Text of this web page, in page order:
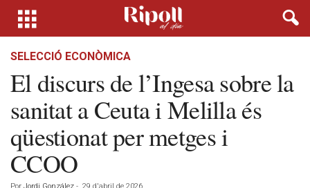
SELECCIÓ ECONÒMICA
El discurs de l’Ingesa sobre la
sanitat a Ceuta i Melilla és
qüestionat per metges i
CCOO